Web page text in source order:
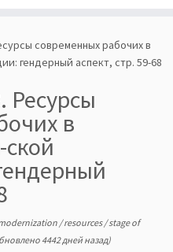
современных рабочих в
гендерный аспект, стр. 59-68
Ресурсы
в
/resources/stage of
4442 дней назад)